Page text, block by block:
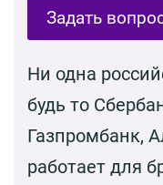
Задать
Ни одна
будь то
Газпромбанк,
работает для